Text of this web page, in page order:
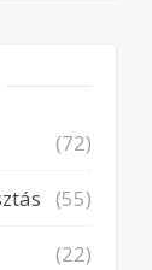
(72)
(55)
(22)